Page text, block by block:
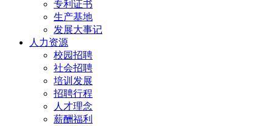
专利证书
生产基地
发展大事记
人力资源
校园招聘
社会招聘
培训发展
招聘行程
人才理念
薪酬福利